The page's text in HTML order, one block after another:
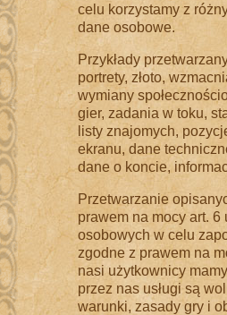
celu korzystamy z
dane osobowe.
Przykłady
portrety, złoto,
wymiany
gier, zadania w toku,
listy znajomych,
ekranu, dane
dane o koncie,
Przetwarzanie
prawem na mocy art.
osobowych w celu
zgodne z prawem na
nasi użytkownicy
przez nas usługi są
warunki, zasady gry i